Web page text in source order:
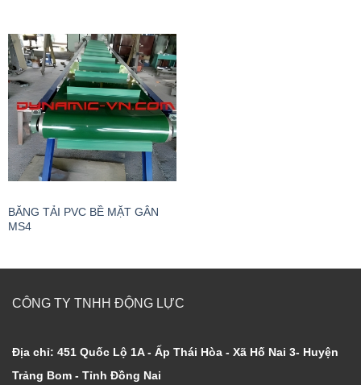
BĂNG TẢI PVC BỀ MẶT GÂN
MS4
CÔNG TY TNHH ĐỘNG LỰC
Địa chỉ: 451 Quốc Lộ 1A - Ấp Thái Hòa - Xã Hố Nai 3- Huyện
Trảng Bom - Tỉnh Đồng Nai